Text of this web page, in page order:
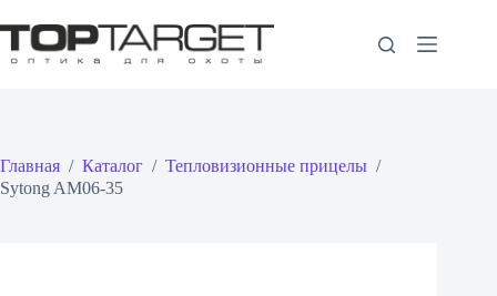
к
сути
Главная / Каталог / Тепловизионные прицелы /
Sytong AM06-35